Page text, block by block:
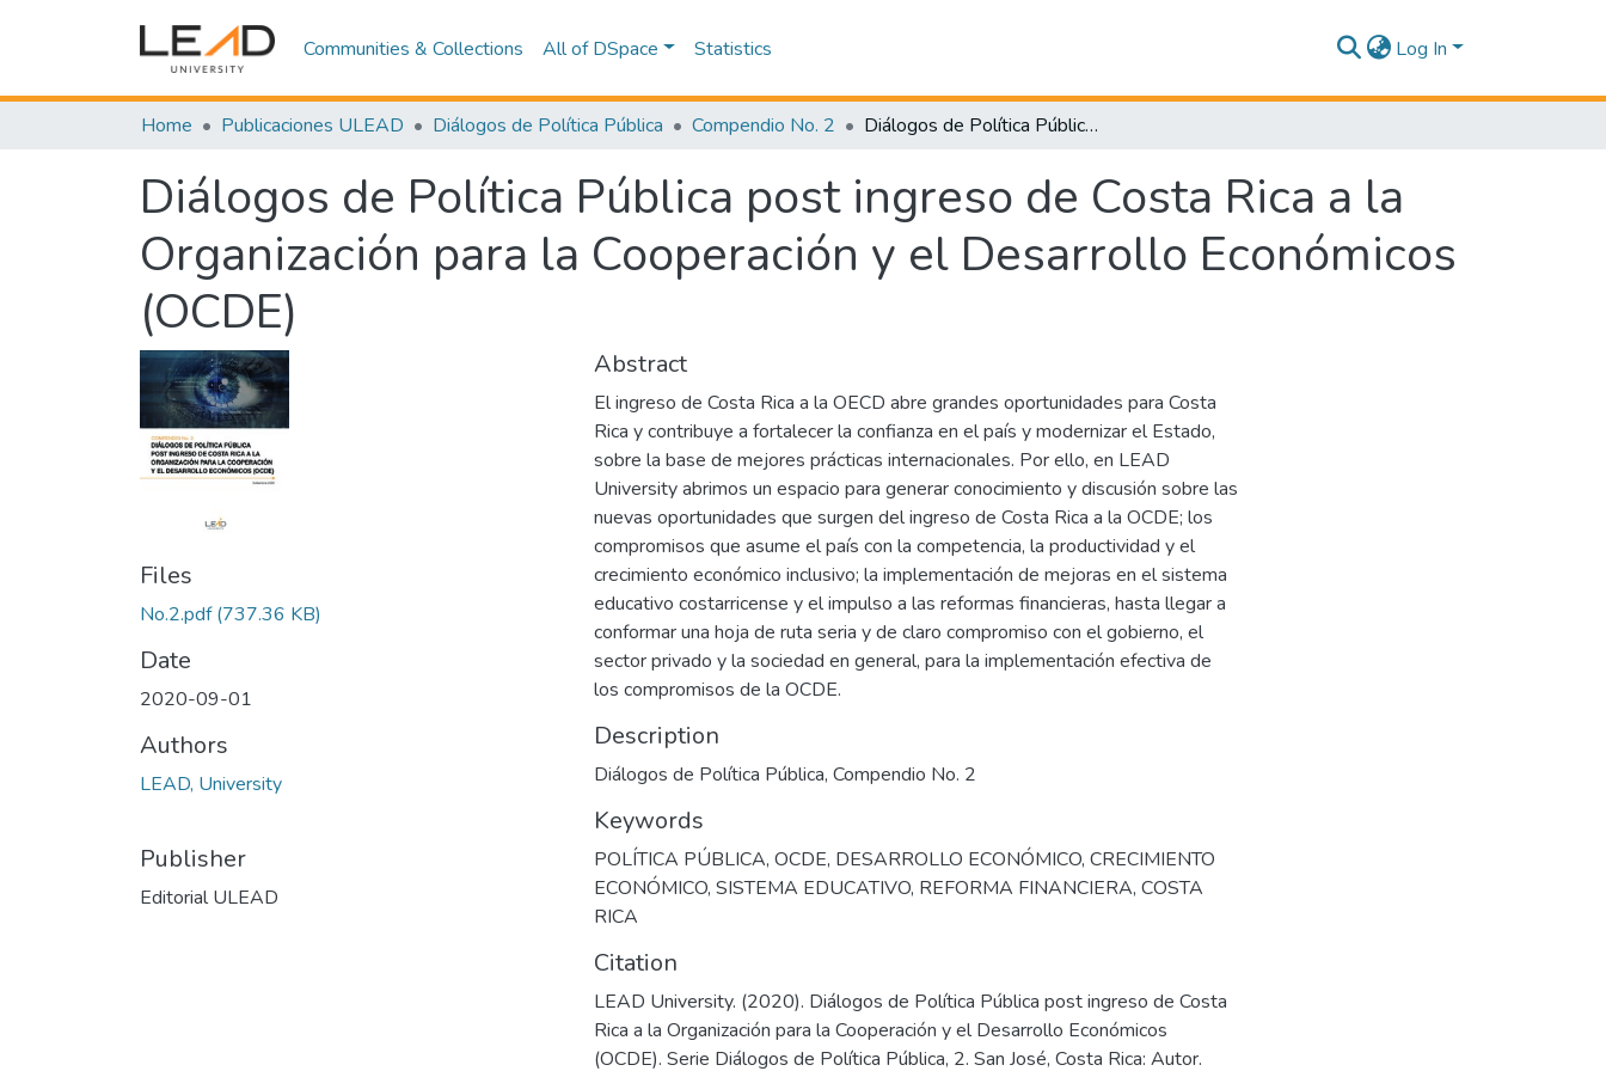
Communities & Collections All of DSpace Statistics Log In
Home Publicaciones ULEAD Diálogos de Política Pública Compendio No. 2 Diálogos de Política Pública post ingreso de Costa Rica a la Organización para la Cooperación y el Desarrollo Económicos (OCDE)
Diálogos de Política Pública post ingreso de Costa Rica a la
Organización para la Cooperación y el Desarrollo Económicos
(OCDE)
Files
No.2.pdf(737.36 KB)
Date
2020-09-01
Authors
LEAD, University
Publisher
Editorial ULEAD
Abstract
El ingreso de Costa Rica a la OECD abre grandes oportunidades para Costa
Rica y contribuye a fortalecer la confianza en el país y modernizar el Estado,
sobre la base de mejores prácticas internacionales. Por ello, en LEAD
University abrimos un espacio para generar conocimiento y discusión sobre las
nuevas oportunidades que surgen del ingreso de Costa Rica a la OCDE; los
compromisos que asume el país con la competencia, la productividad y el
crecimiento económico inclusivo; la implementación de mejoras en el sistema
educativo costarricense y el impulso a las reformas financieras, hasta llegar a
conformar una hoja de ruta seria y de claro compromiso con el gobierno, el
sector privado y la sociedad en general, para la implementación efectiva de
los compromisos de la OCDE.
Description
Diálogos de Política Pública, Compendio No. 2
Keywords
POLÍTICA PÚBLICA, OCDE, DESARROLLO ECONÓMICO, CRECIMIENTO
ECONÓMICO, SISTEMA EDUCATIVO, REFORMA FINANCIERA, COSTA
RICA
Citation
LEAD University. (2020). Diálogos de Política Pública post ingreso de Costa
Rica a la Organización para la Cooperación y el Desarrollo Económicos
(OCDE). Serie Diálogos de Política Pública, 2. San José, Costa Rica: Autor.